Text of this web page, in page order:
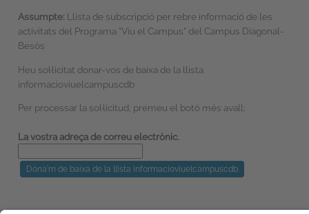
Assumpte: Llista de subscripció per rebre informació de les
activitats del Programa "Viu el Campus" del Campus Diagonal-
Besòs
Heu sol·licitat donar-vos de baixa de la llista
informacioviuelcampuscdb
Per processar la sol·licitud, premeu el botó més avall:
La vostra adreça de correu electrònic.